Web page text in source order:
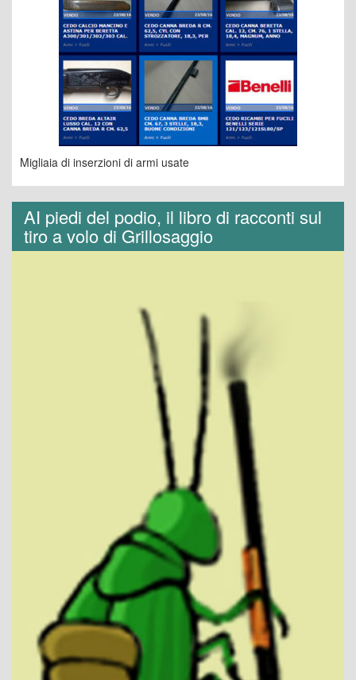
Migliaia di inserzioni di armi usate
AI piedi del podio, il libro di racconti sul
tiro a volo di Grillosaggio